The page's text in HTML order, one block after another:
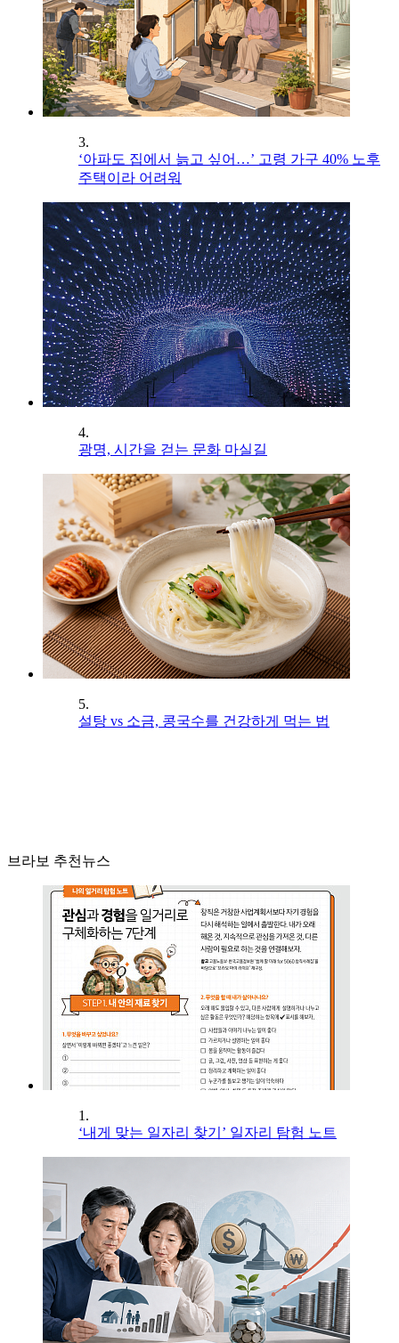
3.
‘아파도 집에서 늙고 싶어…’ 고령 가구 40% 노후
주택이라 어려워
4.
광명, 시간을 걷는 문화 마실길
5.
설탕 vs 소금, 콩국수를 건강하게 먹는 법
브라보 추천뉴스
1.
‘내게 맞는 일자리 찾기’ 일자리 탐험 노트